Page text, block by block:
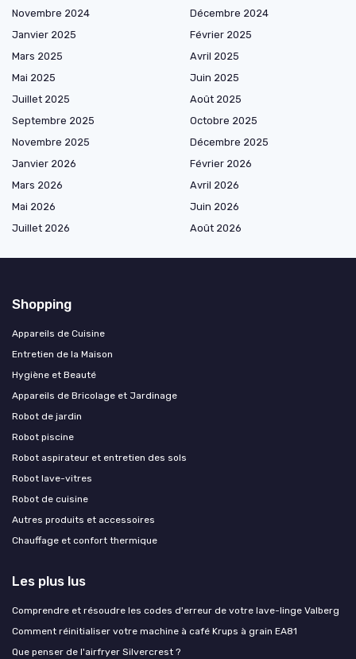
Novembre 2024
Décembre 2024
Janvier 2025
Février 2025
Mars 2025
Avril 2025
Mai 2025
Juin 2025
Juillet 2025
Août 2025
Septembre 2025
Octobre 2025
Novembre 2025
Décembre 2025
Janvier 2026
Février 2026
Mars 2026
Avril 2026
Mai 2026
Juin 2026
Juillet 2026
Août 2026
Shopping
Appareils de Cuisine
Entretien de la Maison
Hygiène et Beauté
Appareils de Bricolage et Jardinage
Robot de jardin
Robot piscine
Robot aspirateur et entretien des sols
Robot lave-vitres
Robot de cuisine
Autres produits et accessoires
Chauffage et confort thermique
Les plus lus
Comprendre et résoudre les codes d'erreur de votre lave-linge Valberg
Comment réinitialiser votre machine à café Krups à grain EA81
Que penser de l'airfryer Silvercrest ?